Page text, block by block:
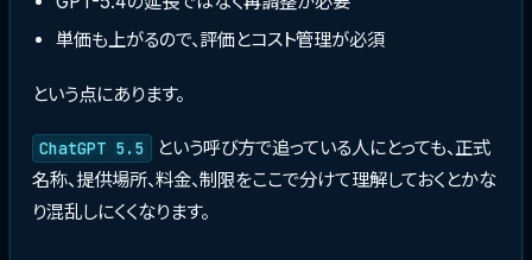
単価も上がるので、評価とコスト管理が必須
という点にあります。
ChatGPT 5.5
という呼び方で追っている人にとっても、正式
名称、提供場所、料金、制限をここで分けて理解しておくとかな
り混乱しにくくなります。